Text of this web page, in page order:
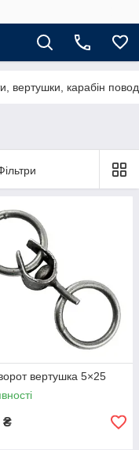
вертушки, карабін
вертушка 5×25
₴